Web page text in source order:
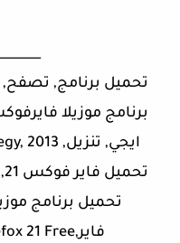
تحميل برنامج, تصفح,
فاير,Download Mozilla Firefox 21 Free